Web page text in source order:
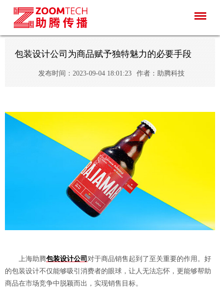
包装设计公司为商品赋予独特魅力的必要手段
发布时间：2023-09-04 18:01:23 作者：助腾科技
上海助腾包装设计公司 对于商品销售起到了至关重要的作用。好
的包装设计不仅能够吸引消费者的眼球，让人无法忘怀，更能够帮助
商品在市场竞争中脱颖而出，实现销售目标。